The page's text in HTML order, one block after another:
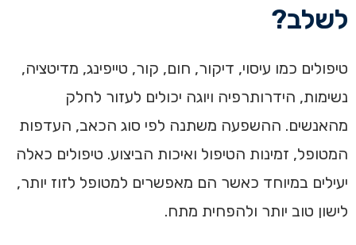
לשלב?
טיפולים כמו עיסוי, דיקור, חום, קור, טייפינג, מדיטציה,
נשימות, הידרותרפיה ויוגה יכולים לעזור לחלק
מהאנשים. ההשפעה משתנה לפי סוג הכאב, העדפות
המטופל, זמינות הטיפול ואיכות הביצוע. טיפולים כאלה
יעילים במיוחד כאשר הם מאפשרים למטופל לזוז יותר,
לישון טוב יותר ולהפחית מתח.